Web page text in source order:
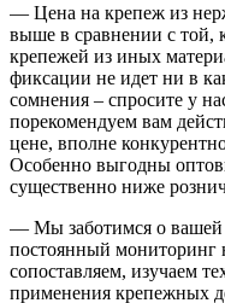
— Цена на крепеж из
выше в сравнении с той,
крепежей из иных
фиксации не идет ни в
сомнения – спросите у
порекомендуем вам
цене, вполне
Особенно выгодны
существенно ниже
— Мы заботимся о вашей
постоянный мониторинг
сопоставляем, изучаем
применения крепежных